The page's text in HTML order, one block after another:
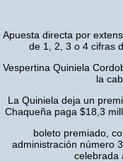
Apuesta directa por
de 1, 2, 3 o 4 cifras
Vespertina Quiniela
la
La Quiniela deja un
Chaqueña paga $18,3
boleto premiado,
administración número
celebrada